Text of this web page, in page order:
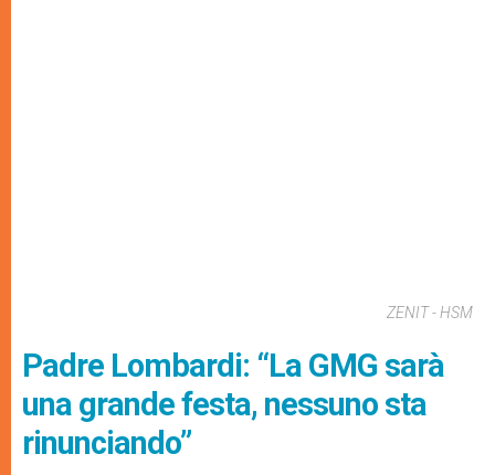
ZENIT - HSM
Padre Lombardi: “La GMG sarà
una grande festa, nessuno sta
rinunciando”